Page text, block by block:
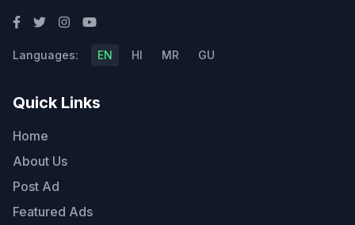
Languages: EN HI MR GU
Quick Links
Home
About Us
Post Ad
Featured Ads